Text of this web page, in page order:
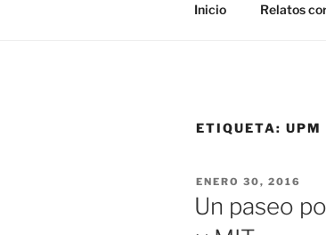
Inicio Relatos
ETIQUETA: UPM
PUBLICADO
EL
ENERO 30, 2016
Un paseo